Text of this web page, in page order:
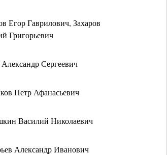
Егор Гаврилович, Захаров
Григорьевич
Александр Сергеевич
Петр Афанасьевич
Василий Николаевич
Александр Иванович